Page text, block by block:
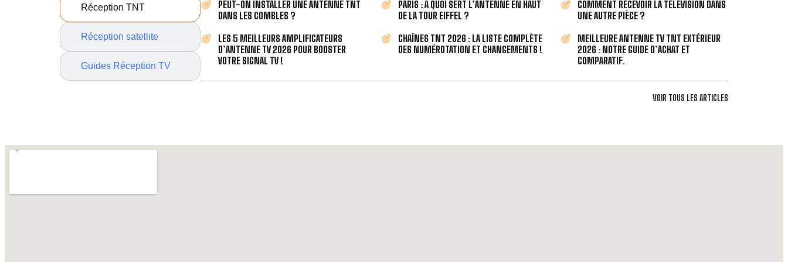
Réception TNT
Réception satellite
Guides Réception TV
PEUT-ON INSTALLER UNE ANTENNE TNT
DANS LES COMBLES ?
PARIS : À QUOI SERT L’ANTENNE EN HAUT
DE LA TOUR EIFFEL ?
COMMENT RECEVOIR LA TÉLÉVISION DANS
UNE AUTRE PIÈCE ?
LES 5 MEILLEURS AMPLIFICATEURS
D’ANTENNE TV 2026 POUR BOOSTER
VOTRE SIGNAL TV !
CHAÎNES TNT 2026 : LA LISTE COMPLÈTE
DES NUMÉROTATION ET CHANGEMENTS !
MEILLEURE ANTENNE TV TNT EXTÉRIEUR
2026 : NOTRE GUIDE D’ACHAT ET
COMPARATIF.
VOIR TOUS LES ARTICLES